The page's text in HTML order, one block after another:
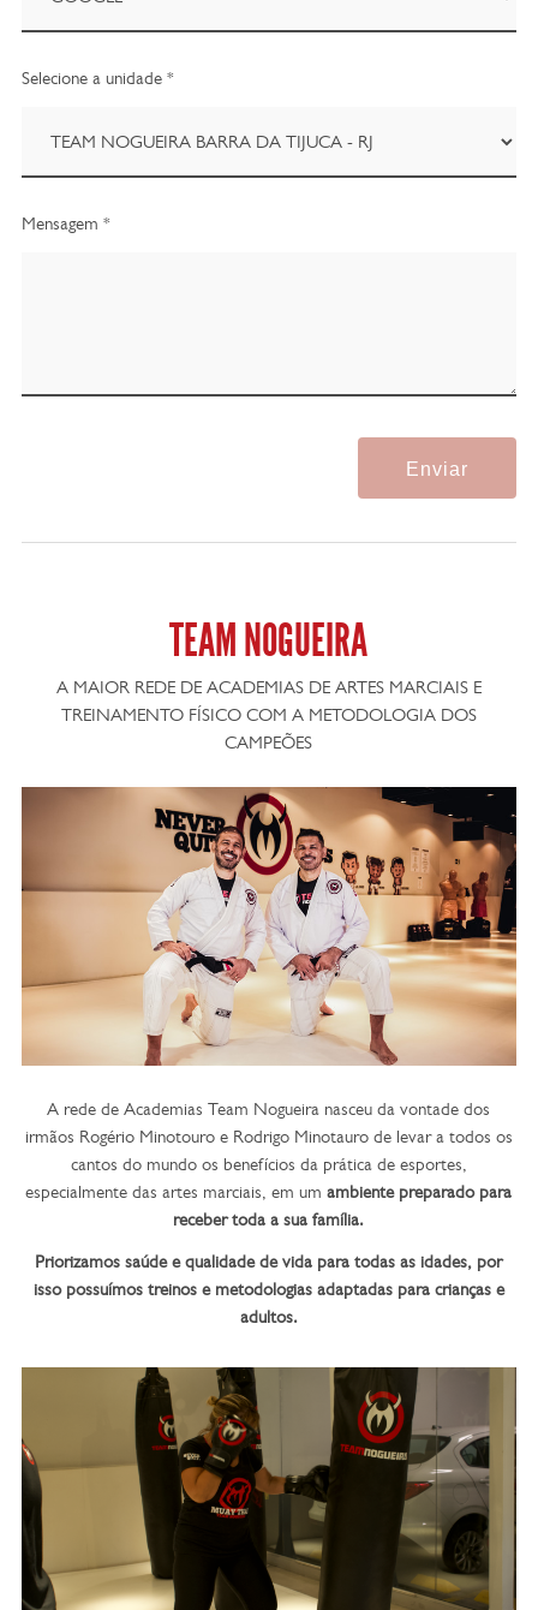
Selecione a unidade *
Mensagem *
Enviar
TEAM NOGUEIRA
A MAIOR REDE DE ACADEMIAS DE ARTES MARCIAIS E
TREINAMENTO FÍSICO COM A METODOLOGIA DOS
CAMPEÕES
A rede de Academias Team Nogueira nasceu da vontade dos
irmãos Rogério Minotouro e Rodrigo Minotauro de levar a todos os
cantos do mundo os benefícios da prática de esportes,
especialmente das artes marciais, em umambiente preparado para
receber toda a sua família.
Priorizamos saúde e qualidade de vida para todas as idades, por
isso possuímos treinos e metodologias adaptadas para crianças e
adultos.